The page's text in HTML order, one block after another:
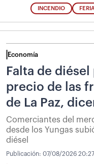
INCENDIO
Economía
Falta de diésel
precio de las
de La Paz,
Comerciantes del
desde los Yungas
diésel
Publicación: 07/08/2026 20:27